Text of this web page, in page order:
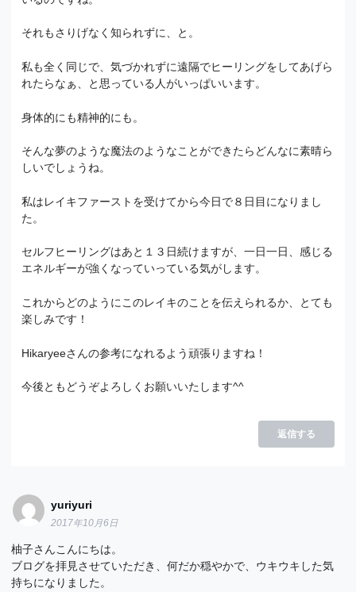
それもさりげなく知られずに、と。
私も全く同じで、気づかれずに遠隔でヒーリングをしてあげら
れたらなぁ、と思っている人がいっぱいいます。
身体的にも精神的にも。
そんな夢のような魔法のようなことができたらどんなに素晴ら
しいでしょうね。
私はレイキファーストを受けてから今日で８日目になりまし
た。
セルフヒーリングはあと１３日続けますが、一日一日、感じる
エネルギーが強くなっていっている気がします。
これからどのようにこのレイキのことを伝えられるか、とても
楽しみです！
Hikaryeeさんの参考になれるよう頑張りますね！
今後ともどうぞよろしくお願いいたします^^
返信する
yuriyuri
2017年10月6日
柚子さんこんにちは。
ブログを拝見させていただき、何だか穏やかで、ウキウキした気
持ちになりました。